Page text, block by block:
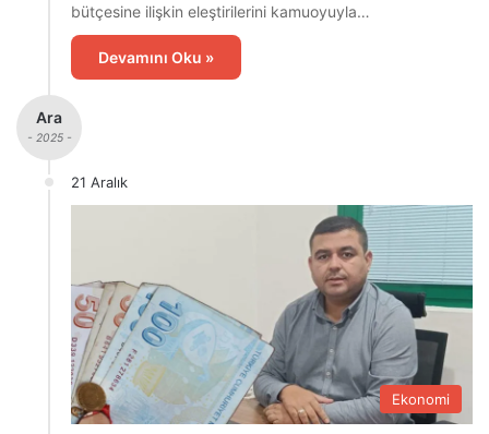
bütçesine ilişkin eleştirilerini kamuoyuyla…
Devamını Oku »
Ara
- 2025 -
21 Aralık
Ekonomi